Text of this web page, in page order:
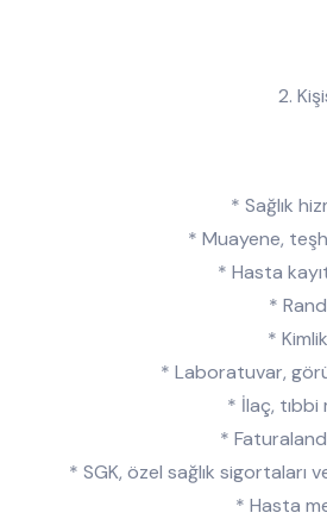
2.
* Sağlık
* Muayene,
* Hasta
*
*
* Laboratuvar,
* İlaç, tıbbi
*
* SGK, özel sağlık sigortaları
* Hasta